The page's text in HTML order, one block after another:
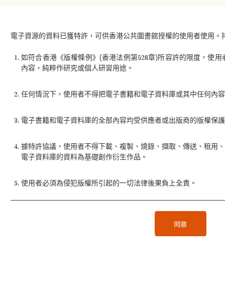
電子資源的資料已獲特許，可供香港公共圖書館授權的使用者使用
如符合香港《版權條例》(香港法例第528章)所容許的限度，使
內容，純粹作研究或個人研習用途。
任何情況下，使用者不得把電子書籍和電子資料庫或其中任何內
電子書籍和電子資料庫的全部內容均受供應者或出版商的版權保
據特許協議，使用者不得下載、複製、燒錄、擷取、傳送、租用
電子資料庫的資料為基礎創作衍生作品。
使用者必須為侵犯版權所引起的一切法律後果負上全責。